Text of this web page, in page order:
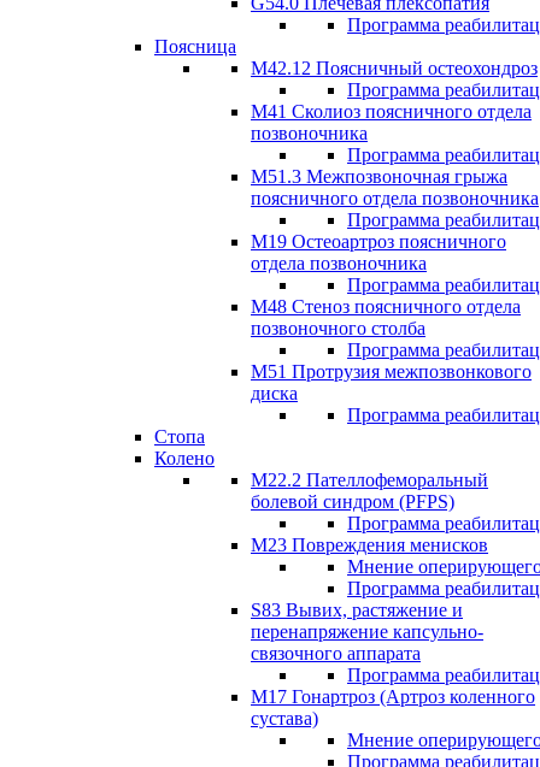
Программа
Поясница
М42.12 Поясничный остеохондроз
Программа
М41 Сколиоз поясничного отдела
позвоночника
Программа
M51.3 Межпозвоночная грыжа
поясничного отдела позвоночника
Программа
М19 Остеоартроз поясничного
отдела позвоночника
Программа
M48 Стеноз поясничного отдела
позвоночного столба
Программа
М51 Протрузия межпозвонкового
диска
Программа
Стопа
Колено
М22.2 Пателлофеморальный
болевой синдром (PFPS)
Программа
М23 Повреждения менисков
Мнение
Программа
S83 Вывих, растяжение и
перенапряжение капсульно-
связочного аппарата
Программа
М17 Гонартроз (Артроз коленного
сустава)
Мнение
Программа